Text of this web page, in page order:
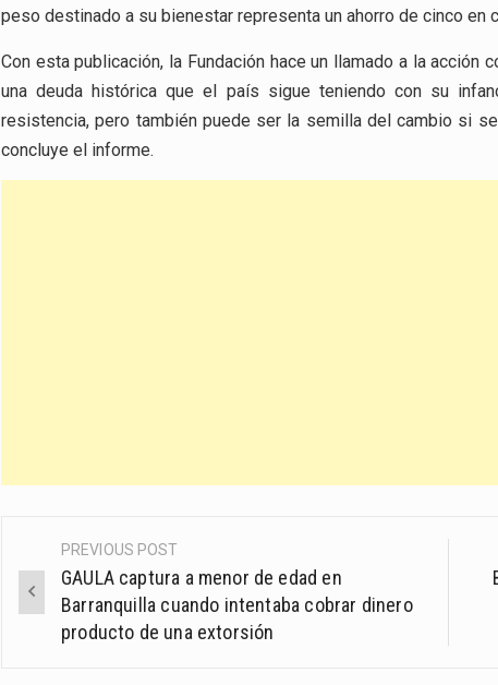
peso destinado a su bienestar representa un ahorro de cinco
Con esta publicación, la Fundación hace un llamado a la acción
una deuda histórica que el país sigue teniendo con su
resistencia, pero también puede ser la semilla del cambio si
concluye el informe.
Post
navigation
PREVIOUS POST
GAULA captura a menor de edad en
Barranquilla cuando intentaba cobrar dinero
producto de una extorsión